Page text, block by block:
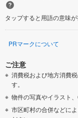
タップすると用語の意味
PRマークについて
ご注意
消費税および地方消費
す。
物件の写真やイラスト
市区町村の合併などに